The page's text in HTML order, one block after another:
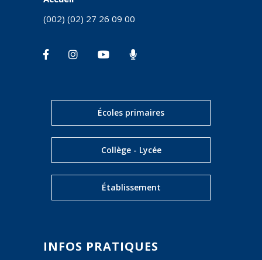
(002) (02) 27 26 09 00
Écoles primaires
Collège - Lycée
Établissement
INFOS PRATIQUES